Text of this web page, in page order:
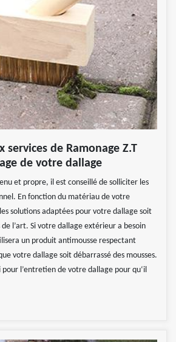
services de Ramonage Z.T
de votre dallage
et propre, il est conseillé de solliciter les
En fonction du matériau de votre
solutions adaptées pour votre dallage soit
l’art. Si votre dallage extérieur a besoin
un produit antimousse respectant
votre dallage soit débarrassé des mousses.
pour l’entretien de votre dallage pour qu‘il